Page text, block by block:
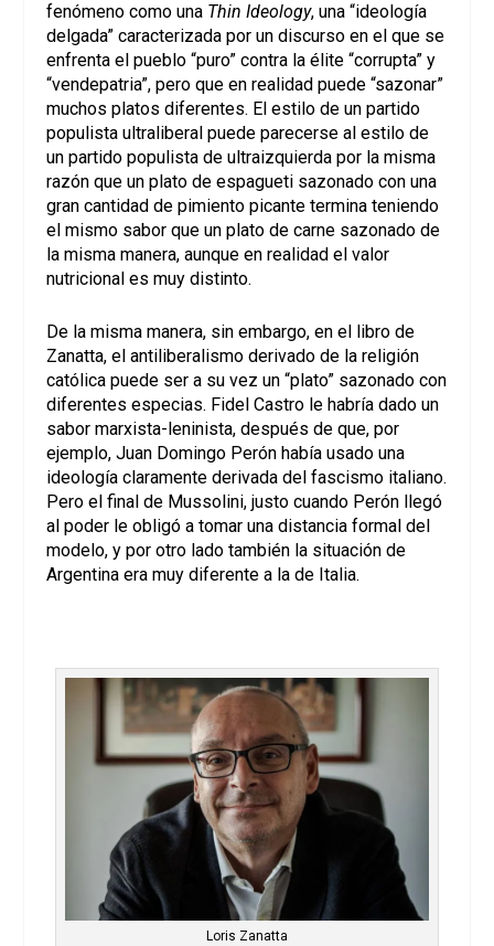
fenómeno como una Thin Ideology, una “ideología
delgada” caracterizada por un discurso en el que se
enfrenta el pueblo “puro” contra la élite “corrupta” y
“vendepatria”, pero que en realidad puede “sazonar”
muchos platos diferentes. El estilo de un partido
populista ultraliberal puede parecerse al estilo de
un partido populista de ultraizquierda por la misma
razón que un plato de espagueti sazonado con una
gran cantidad de pimiento picante termina teniendo
el mismo sabor que un plato de carne sazonado de
la misma manera, aunque en realidad el valor
nutricional es muy distinto.
De la misma manera, sin embargo, en el libro de
Zanatta, el antiliberalismo derivado de la religión
católica puede ser a su vez un “plato” sazonado con
diferentes especias. Fidel Castro le habría dado un
sabor marxista-leninista, después de que, por
ejemplo, Juan Domingo Perón había usado una
ideología claramente derivada del fascismo italiano.
Pero el final de Mussolini, justo cuando Perón llegó
al poder le obligó a tomar una distancia formal del
modelo, y por otro lado también la situación de
Argentina era muy diferente a la de Italia.
Loris Zanatta